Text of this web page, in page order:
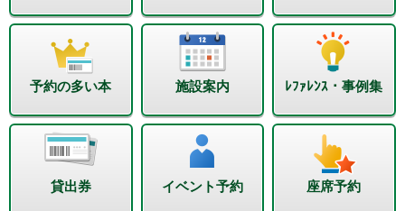
予約の多い本 施設案内 ﾚﾌｧﾚﾝｽ・事例集
貸出券 イベント予約 座席予約